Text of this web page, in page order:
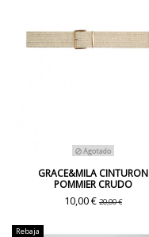
Agotado
GRACE&MILA CINTURON
POMMIER CRUDO
10,00 €20,00 €
Rebaja